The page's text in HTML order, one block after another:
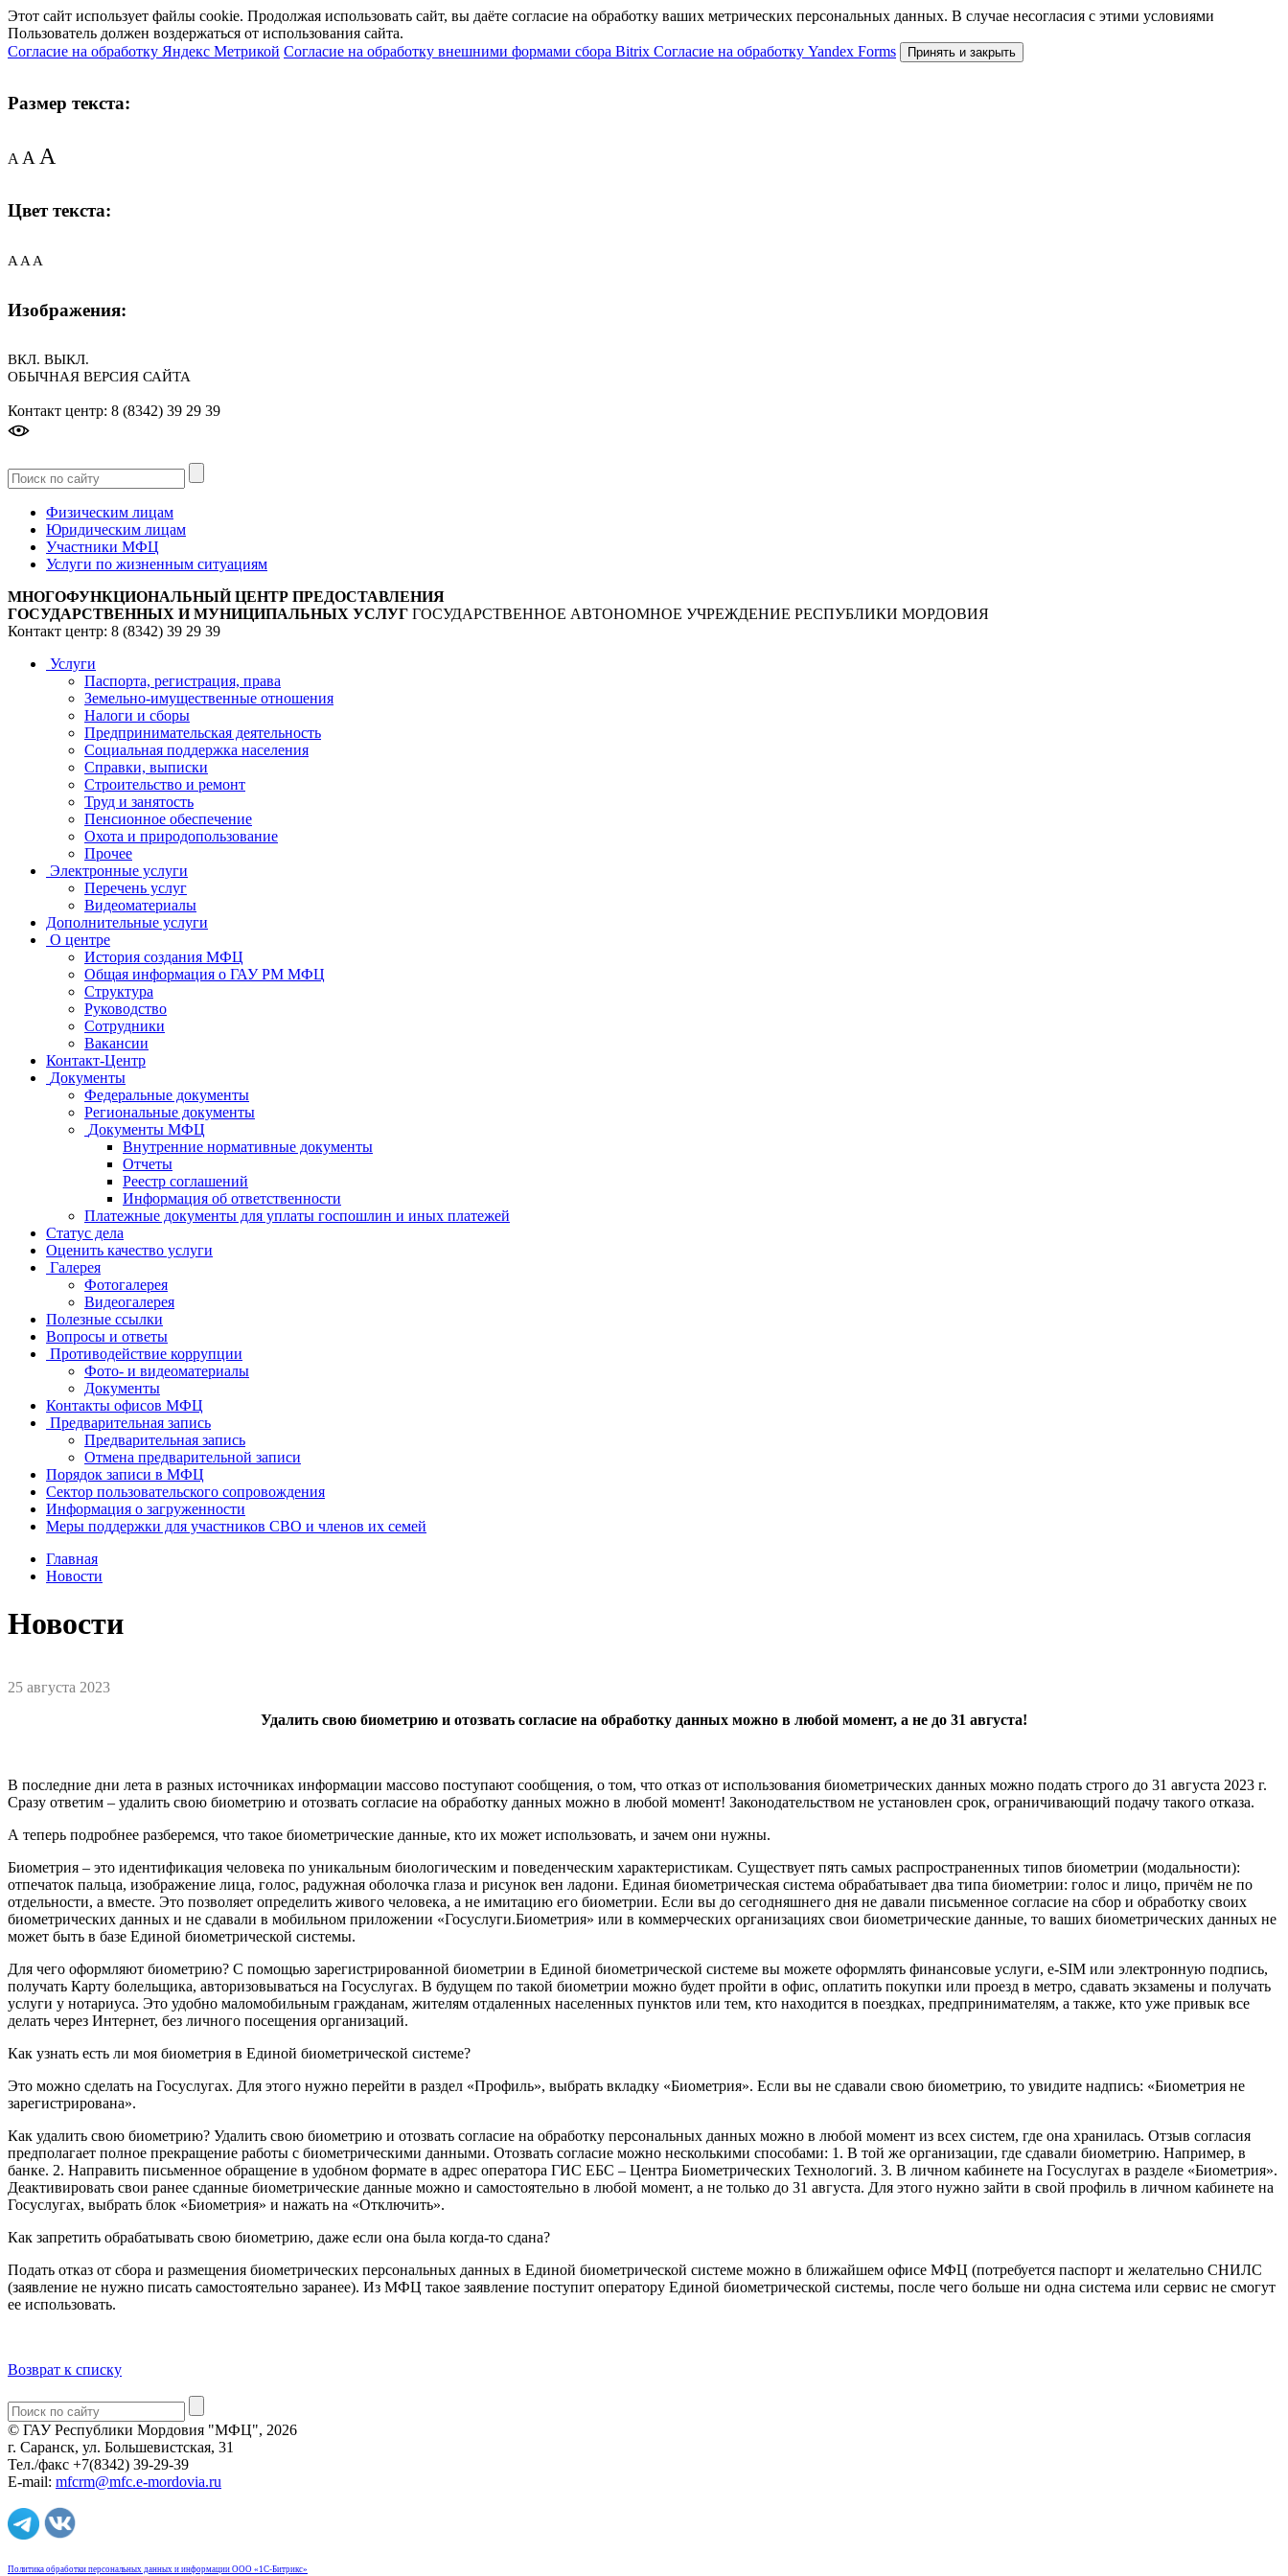
Этот сайт использует файлы cookie. Продолжая использовать сайт, вы даёте согласие на обработку ваших метрических персональных данных. В случае несогласия с этими условиями
Пользователь должен воздержаться от использования сайта.
Согласие на обработку Яндекс Метрикой Согласие на обработку внешними формами сбора Bitrix Согласие на обработку Yandex Forms Принять и закрыть
Размер текста:
AAA
Цвет текста:
A A A
Изображения:
ВКЛ. ВЫКЛ.
ОБЫЧНАЯ ВЕРСИЯ САЙТА
Контакт центр: 8 (8342) 39 29 39
Физическим лицам
Юридическим лицам
Участники МФЦ
Услуги по жизненным ситуациям
МНОГОФУНКЦИОНАЛЬНЫЙ ЦЕНТР ПРЕДОСТАВЛЕНИЯ
ГОСУДАРСТВЕННЫХ И МУНИЦИПАЛЬНЫХ УСЛУГ ГОСУДАРСТВЕННОЕ АВТОНОМНОЕ УЧРЕЖДЕНИЕ РЕСПУБЛИКИ МОРДОВИЯ
Контакт центр: 8 (8342) 39 29 39
Услуги
Паспорта, регистрация, права
Земельно-имущественные отношения
Налоги и сборы
Предпринимательская деятельность
Социальная поддержка населения
Справки, выписки
Строительство и ремонт
Труд и занятость
Пенсионное обеспечение
Охота и природопользование
Прочее
Электронные услуги
Перечень услуг
Видеоматериалы
Дополнительные услуги
О центре
История создания МФЦ
Общая информация о ГАУ РМ МФЦ
Структура
Руководство
Сотрудники
Вакансии
Контакт-Центр
Документы
Федеральные документы
Региональные документы
Документы МФЦ
Внутренние нормативные документы
Отчеты
Реестр соглашений
Информация об ответственности
Платежные документы для уплаты госпошлин и иных платежей
Статус дела
Оценить качество услуги
Галерея
Фотогалерея
Видеогалерея
Полезные ссылки
Вопросы и ответы
Противодействие коррупции
Фото- и видеоматериалы
Документы
Контакты офисов МФЦ
Предварительная запись
Предварительная запись
Отмена предварительной записи
Порядок записи в МФЦ
Сектор пользовательского сопровождения
Информация о загруженности
Меры поддержки для участников СВО и членов их семей
Главная
Новости
Новости
25 августа 2023
Удалить свою биометрию и отозвать согласие на обработку данных можно в любой момент, а не до 31 августа!
В последние дни лета в разных источниках информации массово поступают сообщения, о том, что отказ от использования биометрических данных можно подать строго до 31 августа 2023 г.
Сразу ответим – удалить свою биометрию и отозвать согласие на обработку данных можно в любой момент! Законодательством не установлен срок, ограничивающий подачу такого отказа.
А теперь подробнее разберемся, что такое биометрические данные, кто их может использовать, и зачем они нужны.
Биометрия – это идентификация человека по уникальным биологическим и поведенческим характеристикам. Существует пять самых распространенных типов биометрии (модальности):
отпечаток пальца, изображение лица, голос, радужная оболочка глаза и рисунок вен ладони. Единая биометрическая система обрабатывает два типа биометрии: голос и лицо, причём не по
отдельности, а вместе. Это позволяет определить живого человека, а не имитацию его биометрии. Если вы до сегодняшнего дня не давали письменное согласие на сбор и обработку своих
биометрических данных и не сдавали в мобильном приложении «Госуслуги.Биометрия» или в коммерческих организациях свои биометрические данные, то ваших биометрических данных не
может быть в базе Единой биометрической системы.
Для чего оформляют биометрию? С помощью зарегистрированной биометрии в Единой биометрической системе вы можете оформлять финансовые услуги, e-SIM или электронную подпись,
получать Карту болельщика, авторизовываться на Госуслугах. В будущем по такой биометрии можно будет пройти в офис, оплатить покупки или проезд в метро, сдавать экзамены и получать
услуги у нотариуса. Это удобно маломобильным гражданам, жителям отдаленных населенных пунктов или тем, кто находится в поездках, предпринимателям, а также, кто уже привык все
делать через Интернет, без личного посещения организаций.
Как узнать есть ли моя биометрия в Единой биометрической системе?
Это можно сделать на Госуслугах. Для этого нужно перейти в раздел «Профиль», выбрать вкладку «Биометрия». Если вы не сдавали свою биометрию, то увидите надпись: «Биометрия не
зарегистрирована».
Как удалить свою биометрию? Удалить свою биометрию и отозвать согласие на обработку персональных данных можно в любой момент из всех систем, где она хранилась. Отзыв согласия
предполагает полное прекращение работы с биометрическими данными. Отозвать согласие можно несколькими способами: 1. В той же организации, где сдавали биометрию. Например, в
банке. 2. Направить письменное обращение в удобном формате в адрес оператора ГИС ЕБС – Центра Биометрических Технологий. 3. В личном кабинете на Госуслугах в разделе «Биометрия».
Деактивировать свои ранее сданные биометрические данные можно и самостоятельно в любой момент, а не только до 31 августа. Для этого нужно зайти в свой профиль в личном кабинете на
Госуслугах, выбрать блок «Биометрия» и нажать на «Отключить».
Как запретить обрабатывать свою биометрию, даже если она была когда-то сдана?
Подать отказ от сбора и размещения биометрических персональных данных в Единой биометрической системе можно в ближайшем офисе МФЦ (потребуется паспорт и желательно СНИЛС
(заявление не нужно писать самостоятельно заранее). Из МФЦ такое заявление поступит оператору Единой биометрической системы, после чего больше ни одна система или сервис не смогут
ее использовать.
Возврат к списку
© ГАУ Республики Мордовия "МФЦ", 2026
г. Саранск, ул. Большевистская, 31
Тел./факс +7(8342) 39-29-39
E-mail: mfcrm@mfc.e-mordovia.ru
Политика обработки персональных данных и информации ООО «1С-Битрикс»